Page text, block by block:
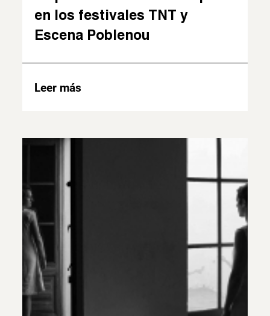
en los festivales TNT y
Escena Poblenou
Leer más